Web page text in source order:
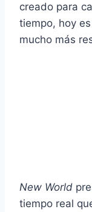
creado para
tiempo, hoy
mucho más
New World
tiempo real